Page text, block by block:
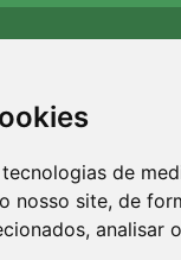
de
nosso site, de
analisar
Para cada
Sobre nós